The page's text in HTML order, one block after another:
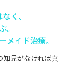
く、
。
メイド治療。
知見がなければ真